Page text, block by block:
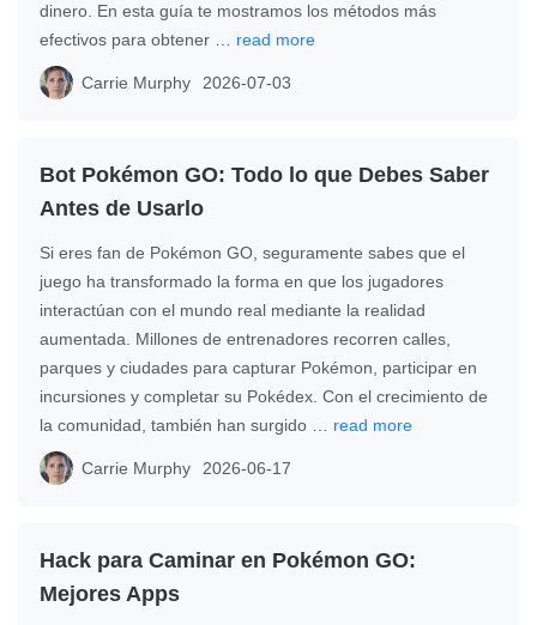
dinero. En esta guía te mostramos los métodos más
efectivos para obtener … read more
Carrie Murphy 2026-07-03
Bot Pokémon GO: Todo lo que Debes Saber
Antes de Usarlo
Si eres fan de Pokémon GO, seguramente sabes que el
juego ha transformado la forma en que los jugadores
interactúan con el mundo real mediante la realidad
aumentada. Millones de entrenadores recorren calles,
parques y ciudades para capturar Pokémon, participar en
incursiones y completar su Pokédex. Con el crecimiento de
la comunidad, también han surgido … read more
Carrie Murphy 2026-06-17
Hack para Caminar en Pokémon GO:
Mejores Apps